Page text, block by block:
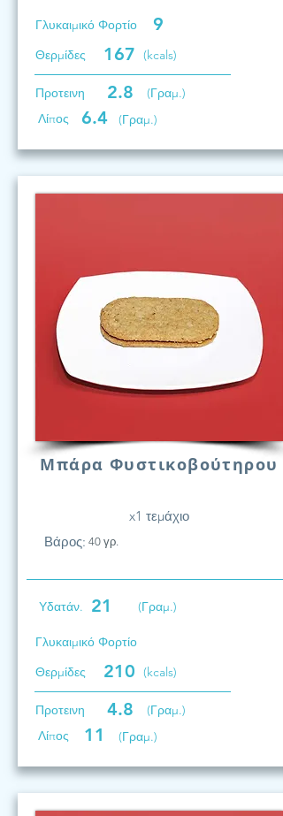
Γλυκαιμικό Φορτίο 9
Θερμίδες 167 (kcals)
Προτεινη 2.8
(Γραμ.)
Λίπος
6.4 (Γραμ.)
Μπάρα Φυστικοβούτηρου
x1 τεμάχιο
Βάρος: 40 γρ.
Υδατάν. 21 (Γραμ.)
Γλυκαιμικό Φορτίο
Θερμίδες
210 (kcals)
Προτεινη 4.8
(Γραμ.)
Λίπος
11 (Γραμ.)